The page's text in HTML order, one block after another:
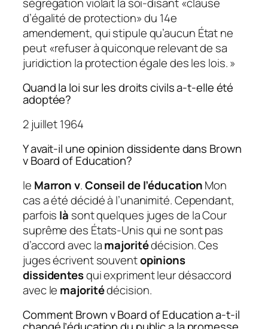
d’égalité de protection» du 14e
amendement, qui stipule qu’aucun État ne
peut «refuser à quiconque relevant de sa
juridiction la protection égale des les lois. »
Quand la loi sur les droits civils a-t-elle été
adoptée?
2 juillet 1964
Y avait-il une opinion dissidente dans Brown
v Board of Education?
le Marron v.Conseil de l’éducationMon
cas a été décidé à l’unanimité. Cependant,
parfois là sont quelques juges de la Cour
suprême des États-Unis qui ne sont pas
d’accord avec lamajoritédécision. Ces
juges écrivent souventopinions
dissidentesqui expriment leur désaccord
avec le majoritédécision.
Comment Brown v Board of Education a-t-il